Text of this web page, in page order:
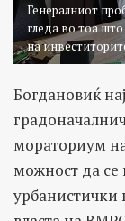
Генералниот
гледа во тоа
на
Богдановиќ
мораториум
можност да се